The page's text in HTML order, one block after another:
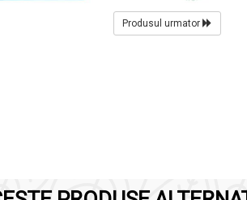
Produsul urmator